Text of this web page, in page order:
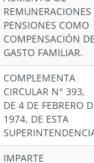
REMUNERACIONES
PENSIONES COMO
COMPENSACIÓN
GASTO FAMILIAR.
COMPLEMENTA
CIRCULAR N° 393,
DE 4 DE FEBRERO
1974, DE ESTA
IMPARTE